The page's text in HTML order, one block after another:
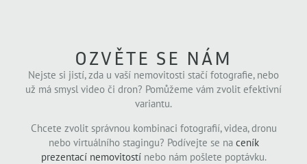
OZVĚTE SE NÁM
Nejste si jistí, zda u vaší nemovitosti stačí fotografie, nebo
už má smysl video či dron? Pomůžeme vám zvolit efektivní
variantu.
Chcete zvolit správnou kombinaci fotografií, videa, dronu
nebo virtuálního stagingu? Podívejte se na ceník
prezentací nemovitostínebo nám pošlete poptávku.